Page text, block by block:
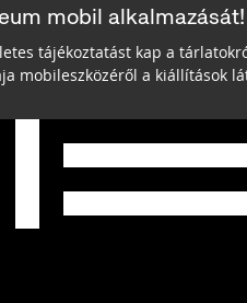
mobil alkalmazását!
tájékoztatást kap a
mobileszközéről a kiállítások